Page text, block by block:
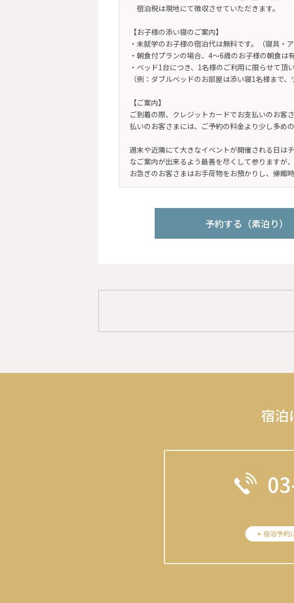
宿泊税は現地にて徴収させていただきます。
【お子様の添い寝のご案内】
・未就学のお子様の宿泊代は無料です。（寝具・ア
・朝食付プランの場合、4～6歳のお子様の朝食は
・ベッド1台につき、1名様のご利用に限らせて頂
（例：ダブルベッドのお部屋は添い寝1名様まで
【ご案内】
ご到着の際、クレジットカードでお支払いのお客
払いのお客さまには、ご予約の料金より少し多め
週末や近隣にて大きなイベントが開催される日は
なご案内が出来るよう最善を尽くして参りますが
お急ぎのお客さまはお手荷物をお預かりし、帰館
予約する（素泊り）
宿泊
宿泊予約